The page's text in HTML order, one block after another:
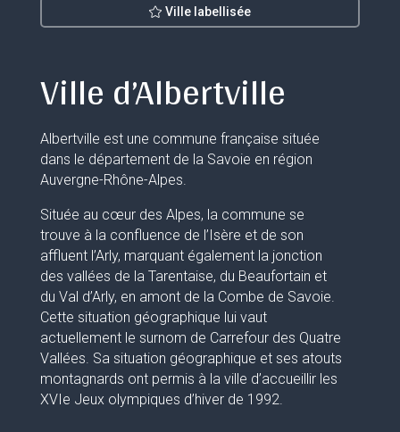
Ville labellisée
Ville d’Albertville
Albertville est une commune française située
dans le département de la Savoie en région
Auvergne-Rhône-Alpes.
Située au cœur des Alpes, la commune se
trouve à la confluence de l’Isère et de son
affluent l’Arly, marquant également la jonction
des vallées de la Tarentaise, du Beaufortain et
du Val d’Arly, en amont de la Combe de Savoie.
Cette situation géographique lui vaut
actuellement le surnom de Carrefour des Quatre
Vallées. Sa situation géographique et ses atouts
montagnards ont permis à la ville d’accueillir les
XVIe Jeux olympiques d’hiver de 1992.